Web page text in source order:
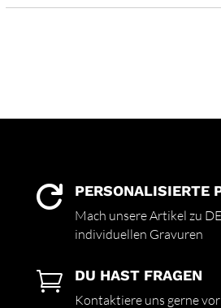
 PERSONALISIERTE
Mach unsere Artikel zu
individuellen Gravuren
 DU HAST FRAGEN
Kontaktiere uns gerne